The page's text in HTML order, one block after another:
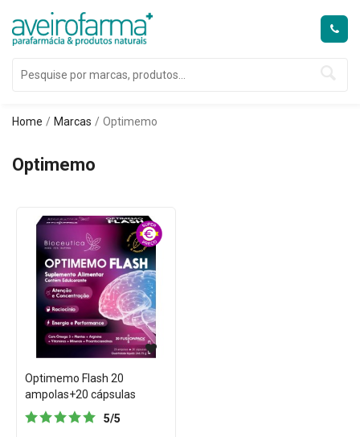
Home Marcas Optimemo
Optimemo
Optimemo Flash 20
ampolas+20 cápsulas
5/5